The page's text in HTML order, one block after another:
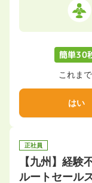
簡単30
これま
はい
正社員
【九州】経
ルートセール